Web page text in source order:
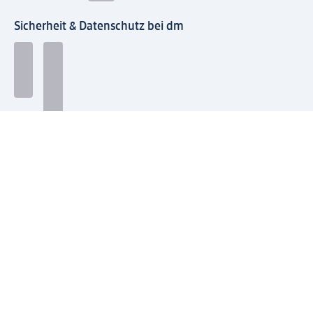
Sicherheit & Datenschutz bei dm